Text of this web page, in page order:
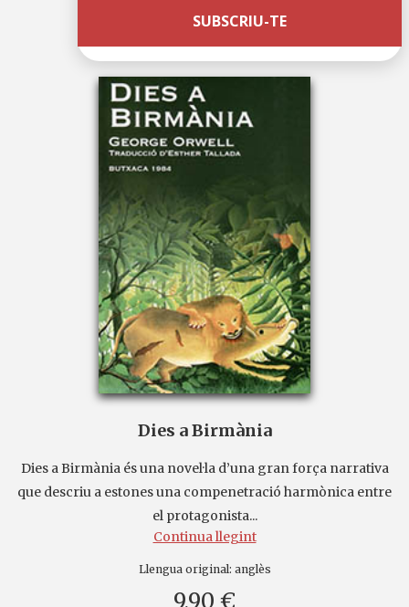
20,00 €
Dies a Birmània
Dies a Birmània és una novel·la d’una gran força narrativa
que descriu a estones una compenetració harmònica entre
el protagonista...
Continua llegint
Llengua original: anglès
9,90 €